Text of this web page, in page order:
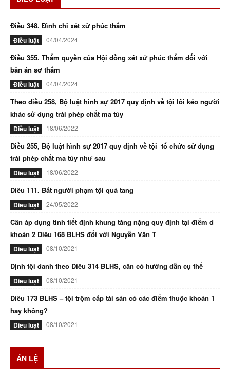
Điều 348. Đình chỉ xét xử phúc thẩm
Điều luật 04/04/2024
Điều 355. Thẩm quyền của Hội đồng xét xử phúc thẩm đối với
bản án sơ thẩm
Điều luật 04/04/2024
Theo điều 258, Bộ luật hình sự 2017 quy định về tội lôi kéo người
khác sử dụng trái phép chất ma túy
Điều luật 18/06/2022
Điều 255, Bộ luật hình sự 2017 quy định về tội tổ chức sử dụng
trái phép chất ma túy như sau
Điều luật 18/06/2022
Điều 111. Bắt người phạm tội quả tang
Điều luật 24/05/2022
Cần áp dụng tình tiết định khung tăng nặng quy định tại điểm d
khoản 2 Điều 168 BLHS đối với Nguyễn Văn T
Điều luật 08/10/2021
Định tội danh theo Điều 314 BLHS, cần có hướng dẫn cụ thể
Điều luật 08/10/2021
Điều 173 BLHS – tội trộm cắp tài sản có các điểm thuộc khoản 1
hay không?
Điều luật 08/10/2021
ÁN LỆ